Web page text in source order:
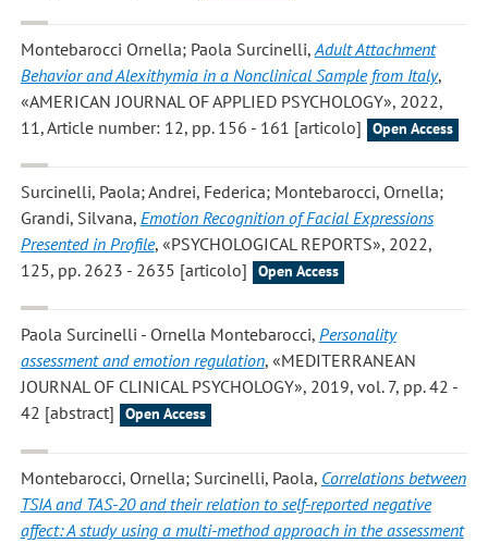
Montebarocci Ornella; Paola Surcinelli, Adult Attachment
Behavior and Alexithymia in a Nonclinical Sample from Italy,
«AMERICAN JOURNAL OF APPLIED PSYCHOLOGY», 2022,
11, Article number: 12, pp. 156 - 161 [articolo]
Open Access
Surcinelli, Paola; Andrei, Federica; Montebarocci, Ornella;
Grandi, Silvana, Emotion Recognition of Facial Expressions
Presented in Profile, «PSYCHOLOGICAL REPORTS», 2022,
125, pp. 2623 - 2635 [articolo]
Open Access
Paola Surcinelli - Ornella Montebarocci, Personality
assessment and emotion regulation, «MEDITERRANEAN
JOURNAL OF CLINICAL PSYCHOLOGY», 2019, vol. 7, pp. 42 -
42 [abstract]
Open Access
Montebarocci, Ornella; Surcinelli, Paola, Correlations between
TSIA and TAS-20 and their relation to self-reported negative
affect: A study using a multi-method approach in the assessment